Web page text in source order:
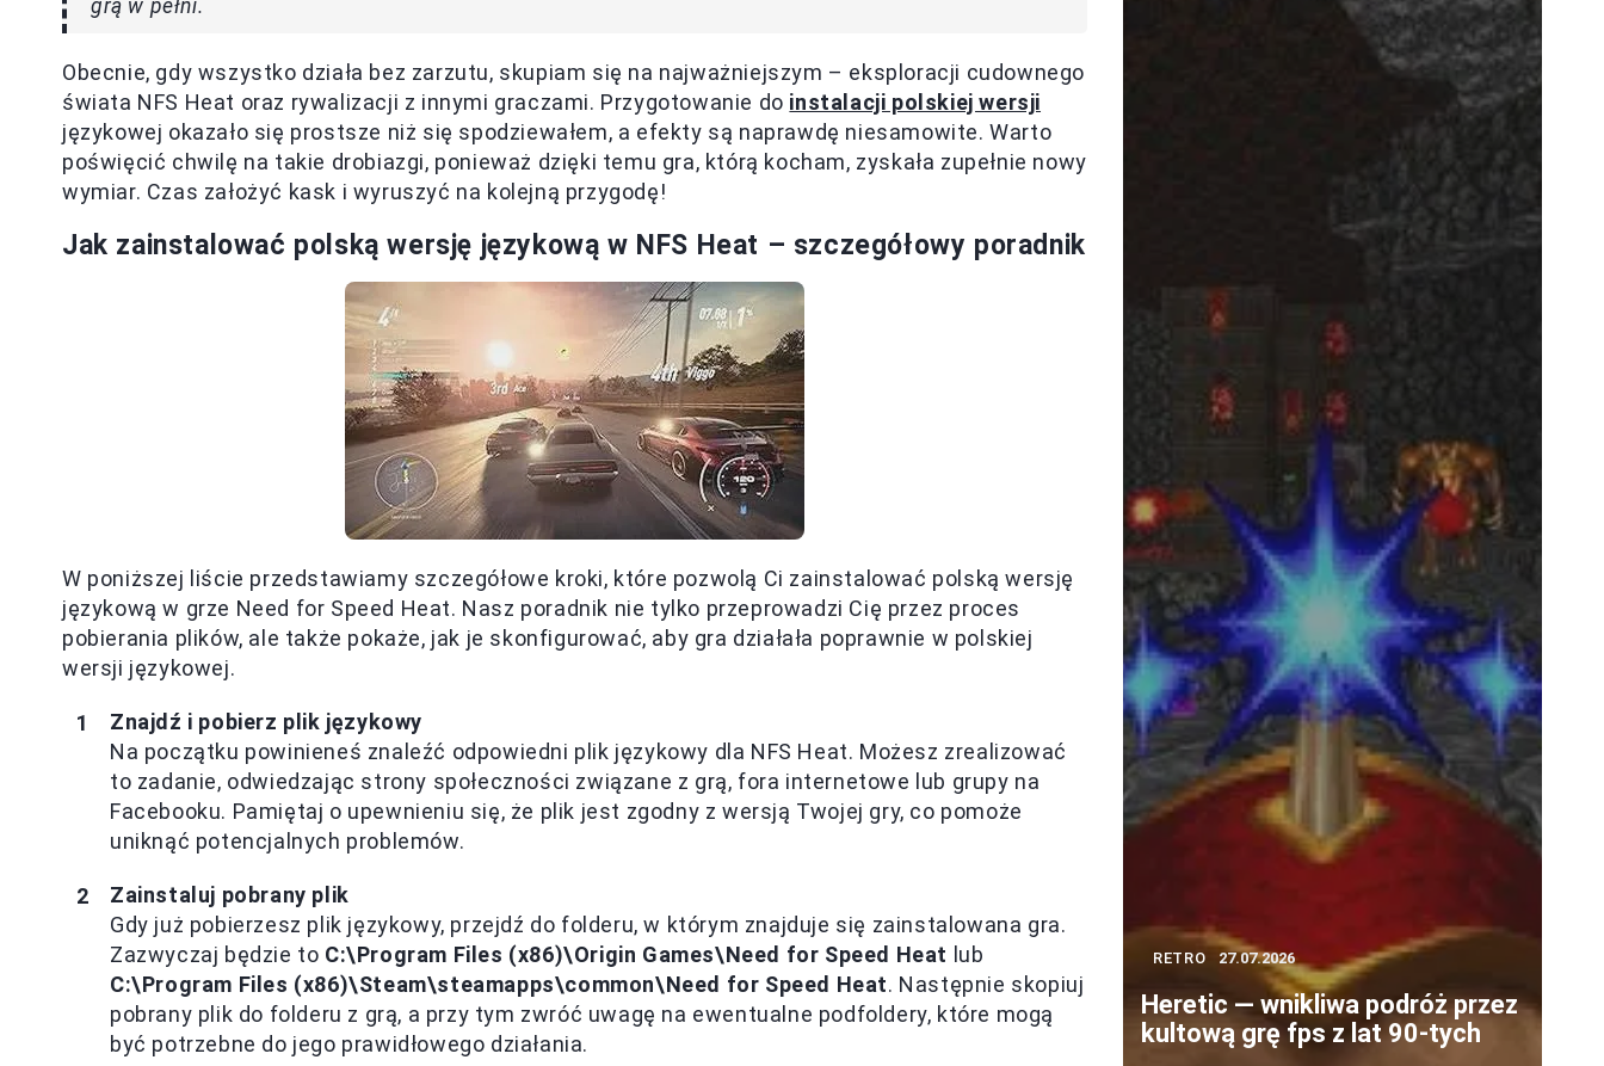
grą w pełni.
Obecnie, gdy wszystko działa bez zarzutu, skupiam się na najważniejszym – eksploracji cudownego
świata NFS Heat oraz rywalizacji z innymi graczami. Przygotowanie do instalacji polskiej wersji
językowej okazało się prostsze niż się spodziewałem, a efekty są naprawdę niesamowite. Warto
poświęcić chwilę na takie drobiazgi, ponieważ dzięki temu gra, którą kocham, zyskała zupełnie nowy
wymiar. Czas założyć kask i wyruszyć na kolejną przygodę!
Jak zainstalować polską wersję językową w NFS Heat – szczegółowy poradnik
W poniższej liście przedstawiamy szczegółowe kroki, które pozwolą Ci zainstalować polską wersję
językową w grze Need for Speed Heat. Nasz poradnik nie tylko przeprowadzi Cię przez proces
pobierania plików, ale także pokaże, jak je skonfigurować, aby gra działała poprawnie w polskiej
wersji językowej.
Znajdź i pobierz plik językowy
Na początku powinieneś znaleźć odpowiedni plik językowy dla NFS Heat. Możesz zrealizować
to zadanie, odwiedzając strony społeczności związane z grą, fora internetowe lub grupy na
Facebooku. Pamiętaj o upewnieniu się, że plik jest zgodny z wersją Twojej gry, co pomoże
uniknąć potencjalnych problemów.
Zainstaluj pobrany plik
Gdy już pobierzesz plik językowy, przejdź do folderu, w którym znajduje się zainstalowana gra.
Zazwyczaj będzie to C:\Program Files (x86)\Origin Games\Need for Speed Heat lub
C:\Program Files (x86)\Steam\steamapps\common\Need for Speed Heat. Następnie skopiuj
pobrany plik do folderu z grą, a przy tym zwróć uwagę na ewentualne podfoldery, które mogą
być potrzebne do jego prawidłowego działania.
RETRO 27.07.2026
Heretic — wnikliwa podróż przez
kultową grę fps z lat 90-tych